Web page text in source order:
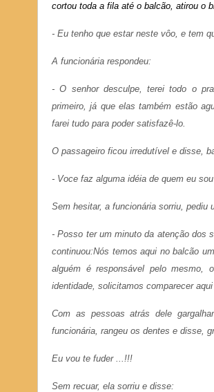
cortou toda a fila até o balcão, atirou o
- Eu tenho que estar neste vôo, e tem
A funcionária respondeu:
- O senhor desculpe, terei todo o
primeiro, já que elas também estão
farei tudo para poder satisfazê-lo.
O passageiro ficou irredutível e disse,
- Voce faz alguma idéia de quem eu
Sem hesitar, a funcionária sorriu, pediu
- Posso ter um minuto da atenção dos
continuou:Nós temos aqui no balcão
alguém é responsável pelo mesmo,
identidade, solicitamos comparecer
Com as pessoas atrás dele
funcionária, rangeu os dentes e disse,
Eu vou te fuder ...!!!
Sem recuar, ela sorriu e disse: